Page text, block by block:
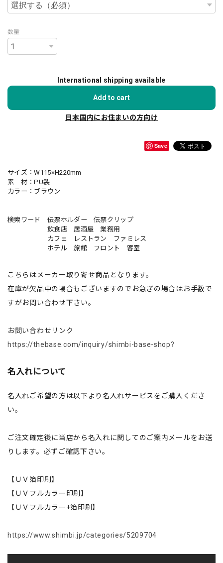
数量
International shipping available
Add to cart
日本国内にお住まいの方向け
Save
サイズ：W115×H220mm
素 材：PU製
カラー：ブラウン
検索ワード 伝票ホルダー 伝票クリップ
飲食店 居酒屋 業務用
カフェ レストラン ファミレス
ホテル 旅館 フロント 客室
こちらはメーカー取り寄せ商品となります。
在庫が欠品中の場合もございますのでお急ぎの場合はお手数で
すがお問い合わせ下さい。
お問い合わせリンク
https://thebase.com/inquiry/shimbi-base-shop?
名入れについて
名入れご希望の方は以下より名入れサービスをご購入くださ
い。
ご注文確定後に当店から名入れに関してのご案内メールをお送
りします。必ずご確認下さい。
【ＵＶ箔印刷】
【ＵＶフルカラー印刷】
【ＵＶフルカラー+箔印刷】
https://www.shimbi.jp/categories/5209704